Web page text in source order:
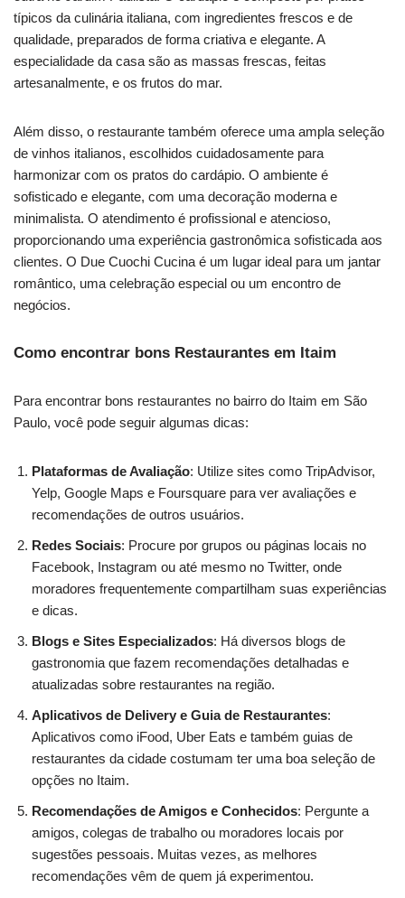
típicos da culinária italiana, com ingredientes frescos e de
qualidade, preparados de forma criativa e elegante. A
especialidade da casa são as massas frescas, feitas
artesanalmente, e os frutos do mar.
Além disso, o restaurante também oferece uma ampla seleção
de vinhos italianos, escolhidos cuidadosamente para
harmonizar com os pratos do cardápio. O ambiente é
sofisticado e elegante, com uma decoração moderna e
minimalista. O atendimento é profissional e atencioso,
proporcionando uma experiência gastronômica sofisticada aos
clientes. O Due Cuochi Cucina é um lugar ideal para um jantar
romântico, uma celebração especial ou um encontro de
negócios.
Como encontrar bons Restaurantes em Itaim
Para encontrar bons restaurantes no bairro do Itaim em São
Paulo, você pode seguir algumas dicas:
Plataformas de Avaliação: Utilize sites como TripAdvisor,
Yelp, Google Maps e Foursquare para ver avaliações e
recomendações de outros usuários.
Redes Sociais: Procure por grupos ou páginas locais no
Facebook, Instagram ou até mesmo no Twitter, onde
moradores frequentemente compartilham suas experiências
e dicas.
Blogs e Sites Especializados: Há diversos blogs de
gastronomia que fazem recomendações detalhadas e
atualizadas sobre restaurantes na região.
Aplicativos de Delivery e Guia de Restaurantes:
Aplicativos como iFood, Uber Eats e também guias de
restaurantes da cidade costumam ter uma boa seleção de
opções no Itaim.
Recomendações de Amigos e Conhecidos: Pergunte a
amigos, colegas de trabalho ou moradores locais por
sugestões pessoais. Muitas vezes, as melhores
recomendações vêm de quem já experimentou.